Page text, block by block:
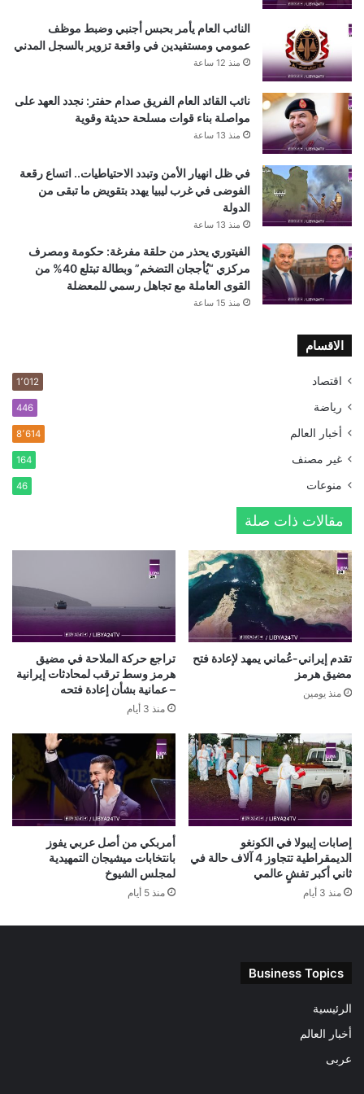
النائب العام يأمر بحبس أجنبي وضبط موظف
عمومي ومستفيدين في واقعة تزوير بالسجل المدني
منذ 12 ساعة
نائب القائد العام الفريق صدام حفتر: نجدد العهد على
مواصلة بناء قوات مسلحة حديثة وقوية
منذ 13 ساعة
في ظل انهيار الأمن وتبدد الاحتياطيات.. اتساع رقعة
الفوضى في غرب ليبيا يهدد بتقويض ما تبقى من
الدولة
منذ 13 ساعة
الفيتوري يحذر من حلقة مفرغة: حكومة ومصرف
مركزي “يُأججان التضخم” وبطالة تبتلع 40% من
القوى العاملة مع تجاهل رسمي للمعضلة
منذ 15 ساعة
الاقسام
اقتصاد 1٬012
رياضة 446
أخبار العالم 8٬614
غير مصنف 164
منوعات 46
مقالات ذات صلة
تقدم إيراني-عُماني يمهد لإعادة فتح
مضيق هرمز
منذ يومين
تراجع حركة الملاحة في مضيق
هرمز وسط ترقب لمحادثات إيرانية
– عمانية بشأن إعادة فتحه
منذ 3 أيام
إصابات إيبولا في الكونغو
الديمقراطية تتجاوز 4 آلاف حالة في
ثاني أكبر تفشٍ عالمي
منذ 3 أيام
أمربكي من أصل عربي يفوز
بانتخابات ميشيجان التمهيدية
لمجلس الشيوخ
منذ 5 أيام
Business Topics
الرئيسية
أخبار العالم
عربى